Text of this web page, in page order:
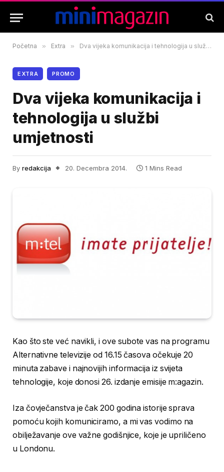
Početna » Extra » Dva vijeka komunikacija i tehnologija u službi umjetnosti
EXTRA PROMO
Dva vijeka komunikacija i
tehnologija u službi
umjetnosti
By redakcija 20. Decembra 2014. 1 Mins Read
Kao što ste već navikli, i ove subote vas na programu
Alternativne televizije od 16.15 časova očekuje 20
minuta zabave i najnovijih informacija iz svijeta
tehnologije, koje donosi 26. izdanje emisije m:agazin.
Iza čovječanstva je čak 200 godina istorije sprava
pomoću kojih komuniciramo, a mi vas vodimo na
obilježavanje ove važne godišnjice, koje je upriličeno
u Londonu.